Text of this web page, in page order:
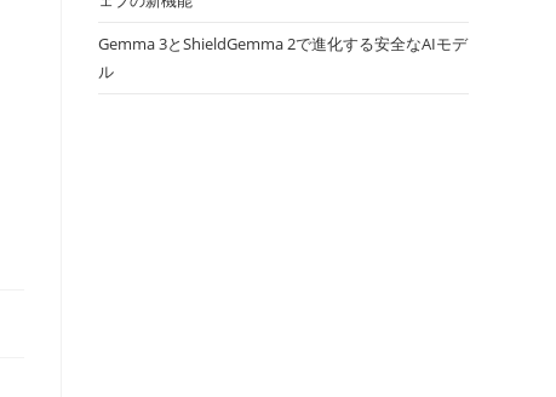
Gemma 3とShieldGemma 2で進化する安全なAIモデ
ル